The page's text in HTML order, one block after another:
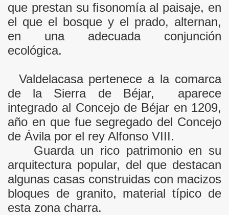
que prestan su fisonomía al paisaje, en
el que el bosque y el prado, alternan,
en una adecuada conjunción
ecológica.
Valdelacasa pertenece a la comarca
de la Sierra de Béjar, aparece
integrado al Concejo de Béjar en 1209,
año en que fue segregado del Concejo
de Ávila por el rey Alfonso VIII.
Guarda un rico patrimonio en su
arquitectura popular, del que destacan
algunas casas construidas con macizos
bloques de granito, material típico de
esta zona charra.
PLATA
Agricultura del municipio de Valdelacasa.